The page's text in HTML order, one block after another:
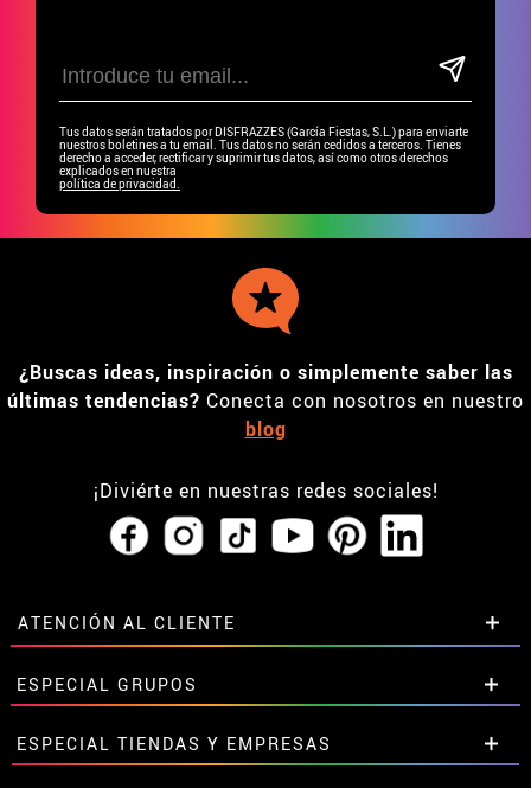
Tus datos serán tratados por DISFRAZZES (García Fiestas, S.L.) para enviarte
nuestros boletines a tu email. Tus datos no serán cedidos a terceros. Tienes
derecho a acceder, rectificar y suprimir tus datos, así como otros derechos
explicados en nuestra
política de privacidad.
¿Buscas ideas, inspiración o simplemente saber las
últimas tendencias? Conecta con nosotros en nuestro
blog
¡Diviérte en nuestras redes sociales!
ATENCIÓN AL CLIENTE
• Horario tienda IBI
•Descuento estudiantes
• Sobre nosotros
• Condiciones de venta
ESPECIAL GRUPOS
Descuentos especiales para grupos.
Contáctanos aquí
ESPECIAL TIENDAS Y EMPRESAS